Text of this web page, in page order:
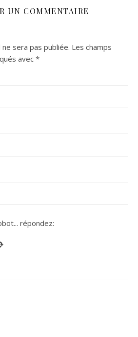
UN COMMENTAIRE
sera pas publiée. Les champs
avec *
répondez: